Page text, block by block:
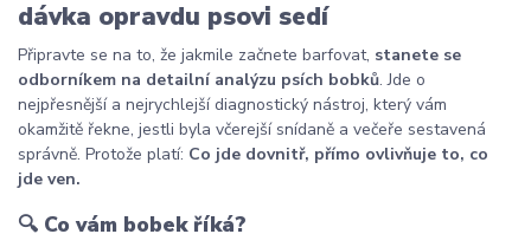
dávka opravdu psovi sedí
Připravte se na to, že jakmile začnete barfovat, stanete se
odborníkem na detailní analýzu psích bobků. Jde o
nejpřesnější a nejrychlejší diagnostický nástroj, který vám
okamžitě řekne, jestli byla včerejší snídaně a večeře sestavená
správně. Protože platí: Co jde dovnitř, přímo ovlivňuje to, co
jde ven.
🔍 Co vám bobek říká?